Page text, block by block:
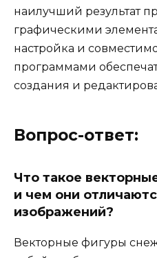
наилучший результат
графическими
настройка и
программами
создания и
Вопрос-ответ:
Что такое
и чем они
изображений?
Векторные фигуры